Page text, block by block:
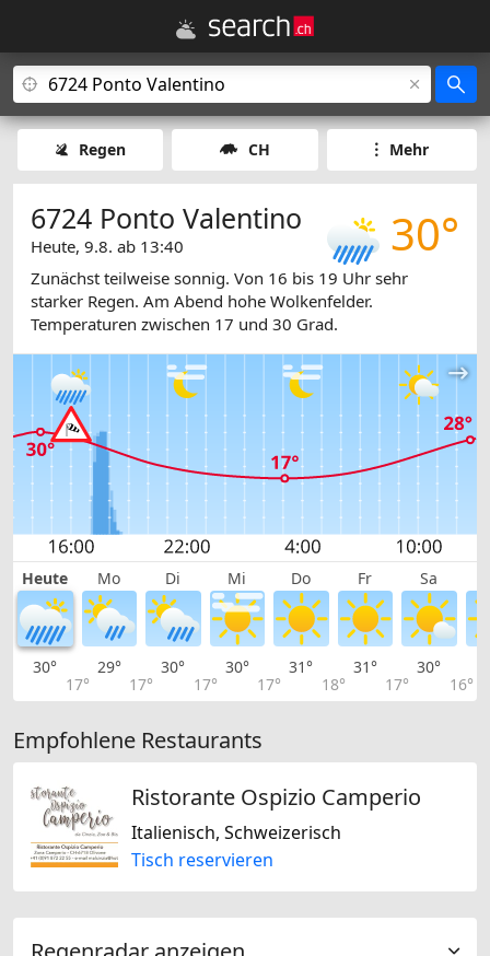
Regen CH Mehr
30°
6724 Ponto Valentino
Heute, 9.8. ab 13:40
Zunächst teilweise sonnig. Von 16 bis 19 Uhr sehr
starker Regen. Am Abend hohe Wolkenfelder.
Temperaturen zwischen 17 und 30 Grad.
Heute Mo Di Mi Do Fr Sa
30°
17°
29°
17°
30°
17°
30°
17°
31°
18°
31°
17°
30°
16°
Empfohlene Restaurants
Ristorante Ospizio Camperio
Italienisch, Schweizerisch
Tisch reservieren